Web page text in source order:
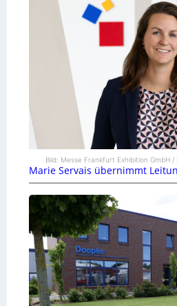
Bild: Messe Frankfurt Exhibition GmbH /
Marie Servais übernimmt